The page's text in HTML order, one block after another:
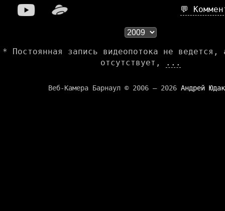
💬
* Постоянная запись видеопотока не ведется,
отсутствует,
...
Веб-Камера Барнаул © 2006 — 2026 Андрей